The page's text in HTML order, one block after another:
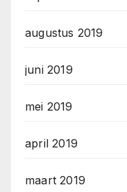
augustus 2019
juni 2019
mei 2019
april 2019
maart 2019